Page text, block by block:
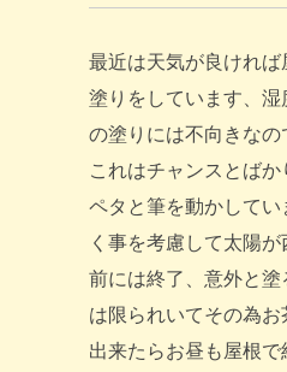
最近は天気が良ければ
塗りをしています、湿
の塗りには不向きな
これはチャンスとばか
ペタと筆を動かして
く事を考慮して太陽
前には終了、意外と塗
は限られいてその為お
出来たらお昼も屋根で